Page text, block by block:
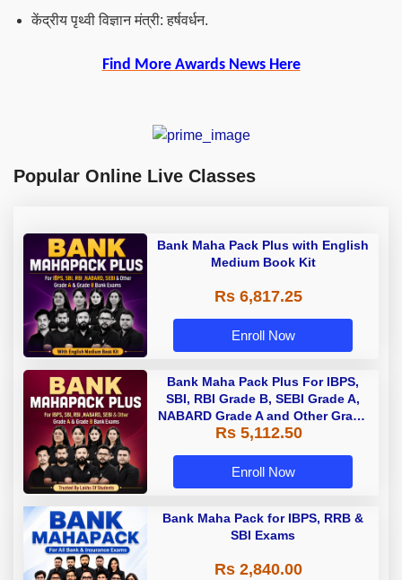
केंद्रीय पृथ्वी विज्ञान मंत्री: हर्षवर्धन.
Find More Awards News Here
Popular Online Live Classes
Bank Maha Pack Plus with English
Medium Book Kit
Rs 6,817.25
Enroll Now
Bank Maha Pack Plus For IBPS,
SBI, RBI Grade B, SEBI Grade A,
NABARD Grade A and Other Grade
A & Grade B Bank Exams
Rs 5,112.50
Enroll Now
Bank Maha Pack for IBPS, RRB &
SBI Exams
Rs 2,840.00